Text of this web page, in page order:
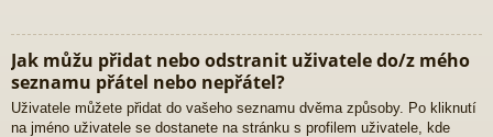
Jak můžu přidat nebo odstranit uživatele do/z mého
seznamu přátel nebo nepřátel?
Uživatele můžete přidat do vašeho seznamu dvěma způsoby. Po kliknutí
na jméno uživatele se dostanete na stránku s profilem uživatele, kde